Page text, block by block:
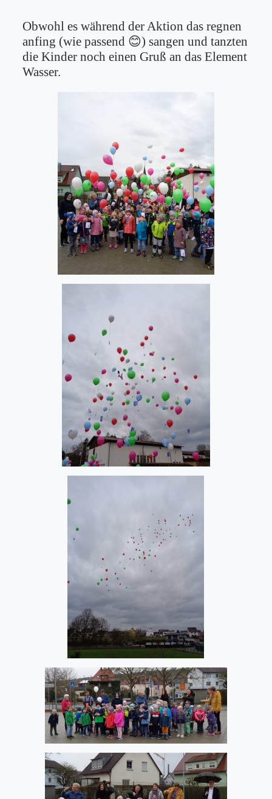
Obwohl es während der Aktion das regnen
anfing (wie passend 😊) sangen und tanzten
die Kinder noch einen Gruß an das Element
Wasser.